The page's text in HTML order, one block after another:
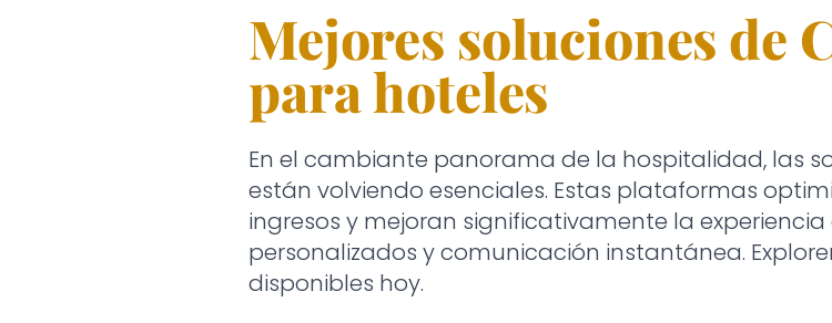
Mejores soluciones de
para hoteles
En el cambiante panorama de la hospitalidad, las
están volviendo esenciales. Estas plataformas
ingresos y mejoran significativamente la
personalizados y comunicación instantánea.
disponibles hoy.